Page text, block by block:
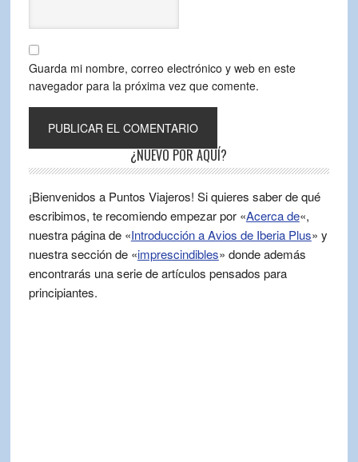
Guarda mi nombre, correo electrónico y web en este
navegador para la próxima vez que comente.
¿NUEVO POR AQUÍ?
¡Bienvenidos a Puntos Viajeros! Si quieres saber de qué
escribimos, te recomiendo empezar por «Acerca de«,
nuestra página de «Introducción a Avios de Iberia Plus» y
nuestra sección de «imprescindibles» donde además
encontrarás una serie de artículos pensados para
principiantes.